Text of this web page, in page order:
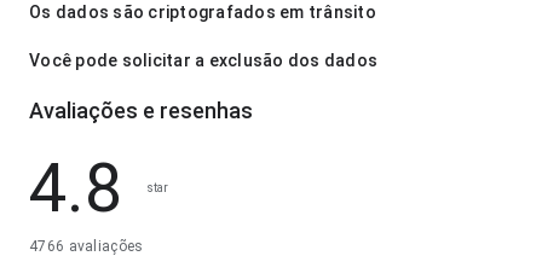
Os dados são criptografados em trânsito
Você pode solicitar a exclusão dos dados
Avaliações e resenhas
4.8 star
4766 avaliações